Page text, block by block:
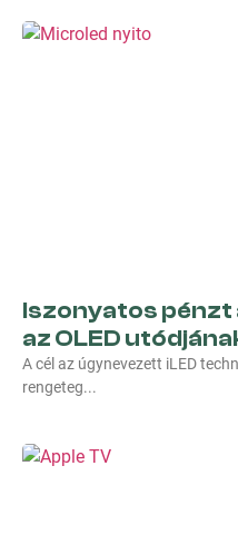
Iszonyatos pénzt
az OLED
A cél az úgynevezett iLED
rengeteg